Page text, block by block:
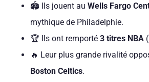
🏟️ Ils jouent au Wells Fargo
mythique de Philadelphie.
🏆 Ils ont remporté 3 titres NBA
🔥 Leur plus grande rivalité
Boston Celtics.